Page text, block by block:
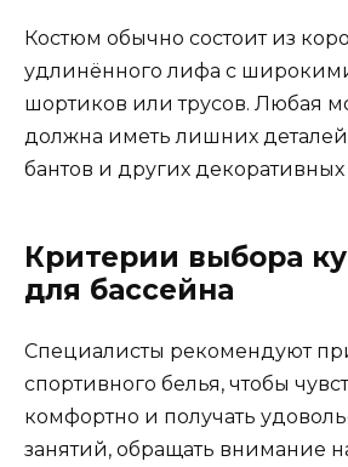
Костюм обычно состоит из
удлинённого лифа с
шортиков или трусов. Любая
должна иметь лишних
бантов и других декоративных
Критерии выбора
для бассейна
Специалисты рекомендуют
спортивного белья, чтобы
комфортно и получать
занятий, обращать внимание